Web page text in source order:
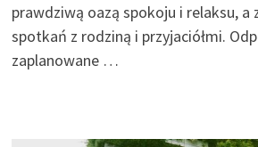
prawdziwą oazą spokoju i relaksu, a
spotkań z rodziną i przyjaciółmi.
zaplanowane …